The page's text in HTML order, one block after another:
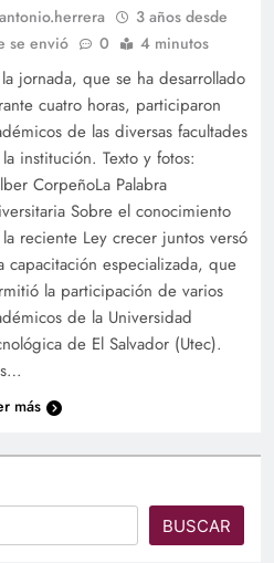
antonio.herrera
3 años desde
se envió
0 4 minutos
jornada, que se ha desarrollado
cuatro horas, participaron
de las diversas facultades
institución. Texto y fotos:
CorpeñoLa Palabra
Sobre el conocimiento
reciente Ley crecer juntos versó
capacitación especializada, que
la participación de varios
de la Universidad
de El Salvador (Utec).
más
BUSCAR